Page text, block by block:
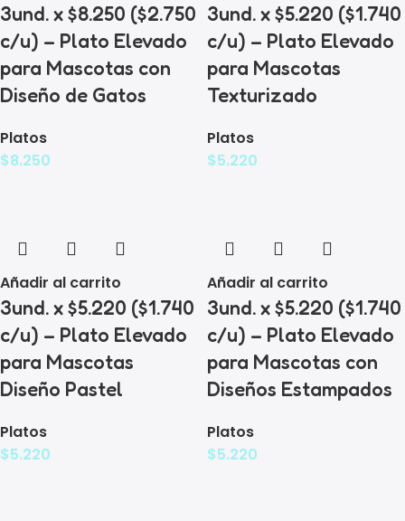
3und. x $8.250 ($2.750
c/u) – Plato Elevado
para Mascotas con
Diseño de Gatos
Platos
$8.250
3und. x $5.220 ($1.740
c/u) – Plato Elevado
para Mascotas
Texturizado
Platos
$5.220
Añadir al carrito
3und. x $5.220 ($1.740
c/u) – Plato Elevado
para Mascotas
Diseño Pastel
Platos
$5.220
Añadir al carrito
3und. x $5.220 ($1.740
c/u) – Plato Elevado
para Mascotas con
Diseños Estampados
Platos
$5.220